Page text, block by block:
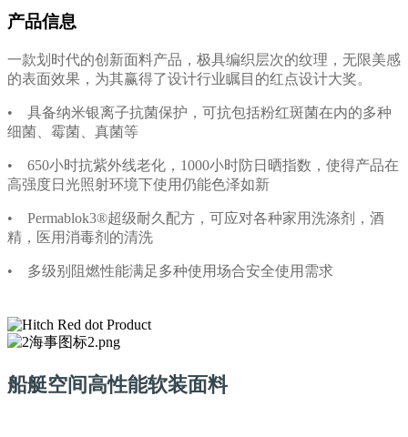
产品信息
一款划时代的创新面料产品，极具编织层次的纹理，无限美感
的表面效果，为其赢得了设计行业瞩目的红点设计大奖。
• 具备纳米银离子抗菌保护，可抗包括粉红斑菌在内的多种
细菌、霉菌、真菌等
• 650小时抗紫外线老化，1000小时防日晒指数，使得产品在
高强度日光照射环境下使用仍能色泽如新
• Permablok3®超级耐久配方，可应对各种家用洗涤剂，酒
精，医用消毒剂的清洗
• 多级别阻燃性能满足多种使用场合安全使用需求
船艇空间高性能软装面料